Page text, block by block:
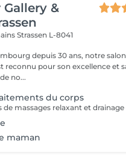
Gallery &
Strassen L-8041
depuis 30 ans, notre
reconnu pour son excellence et
no...
du corps
maman